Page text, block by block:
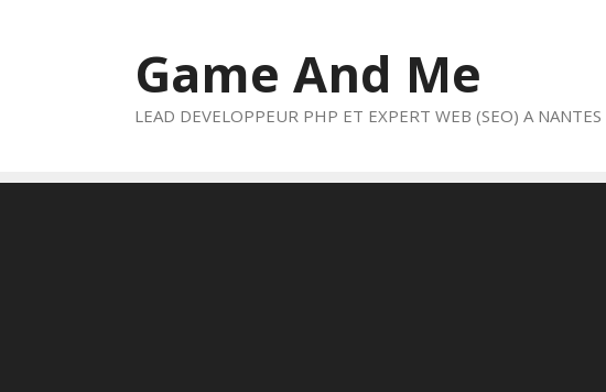
Game And Me
LEAD DEVELOPPEUR PHP ET EXPERT WEB (SEO) A NANTES